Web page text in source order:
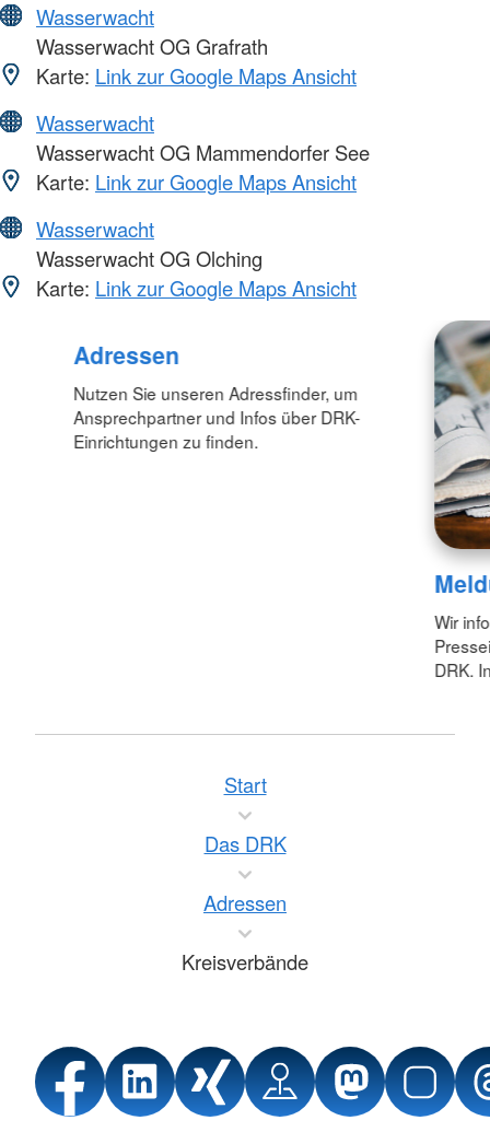
Wasserwacht
Wasserwacht OG Grafrath
Karte: Link zur Google Maps Ansicht
Wasserwacht
Wasserwacht OG Mammendorfer See
Karte: Link zur Google Maps Ansicht
Wasserwacht
Wasserwacht OG Olching
Karte: Link zur Google Maps Ansicht
Adressen
Nutzen Sie unseren Adressfinder, um
Ansprechpartner und Infos über DRK-
Einrichtungen zu finden.
Wir
DRK.
Start
Das DRK
Adressen
Kreisverbände